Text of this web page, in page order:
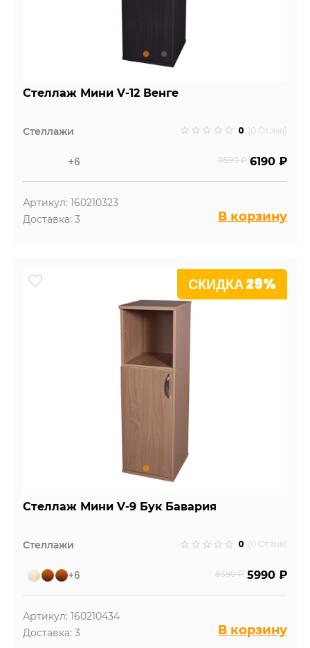
Стеллаж Мини V-12 Венге
Стеллажи 0 (0 Отзыв)
+6 8590 ₽ 6190 ₽
Артикул: 160210323
Доставка: 3
В корзину
СКИДКА 29%
Стеллаж Мини V-9 Бук Бавария
Стеллажи 0 (0 Отзыв)
+6 8390 ₽ 5990 ₽
Артикул: 160210434
Доставка: 3
В корзину